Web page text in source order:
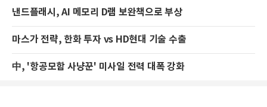
낸드플래시, AI 메모리 D램 보완책으로 부상
마스가 전략, 한화 투자 vs HD현대 기술 수출
中, '항공모함 사냥꾼' 미사일 전력 대폭 강화